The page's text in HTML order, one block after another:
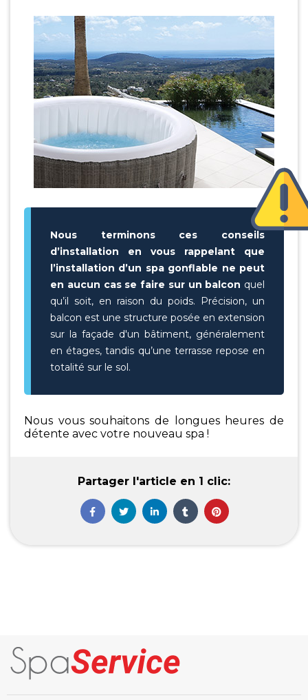
Nous terminons ces conseils
d’installation en vous rappelant que
l’installation d’un spa gonflable ne peut
en aucun cas se faire sur un balcon quel
qu’il soit, en raison du poids. Précision, un
balcon est une structure posée en extension
sur la façade d'un bâtiment, généralement
en étages, tandis qu’une terrasse repose en
totalité sur le sol.
Nous vous souhaitons de longues heures de
détente avec votre nouveau spa !
Partager l'article en 1 clic: